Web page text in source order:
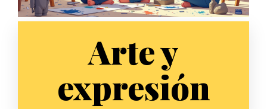
Arte y
expresión